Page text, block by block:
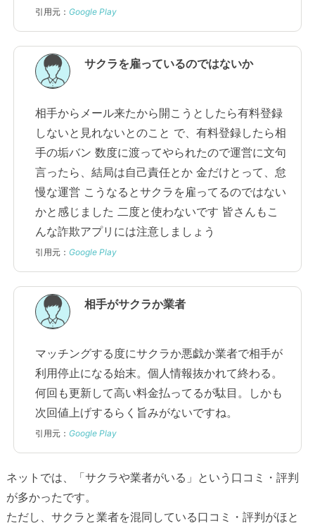
引用元： Google Play
サクラを雇っているのではないか
相手からメール来たから開こうとしたら有料登録
しないと見れないとのこと で、有料登録したら相
手の垢バン 数度に渡ってやられたので運営に文句
言ったら、結局は自己責任とか 金だけとって、怠
慢な運営 こうなるとサクラを雇ってるのではない
かと感じました 二度と使わないです 皆さんもこ
んな詐欺アプリには注意しましょう
引用元： Google Play
相手がサクラか業者
マッチングする度にサクラか悪戯か業者で相手が
利用停止になる始末。個人情報抜かれて終わる。
何回も更新して高い料金払ってるが駄目。しかも
次回値上げするらく旨みがないですね。
引用元： Google Play
ネットでは、「サクラや業者がいる」という口コミ・評判
が多かったです。
ただし、サクラと業者を混同している口コミ・評判がほと